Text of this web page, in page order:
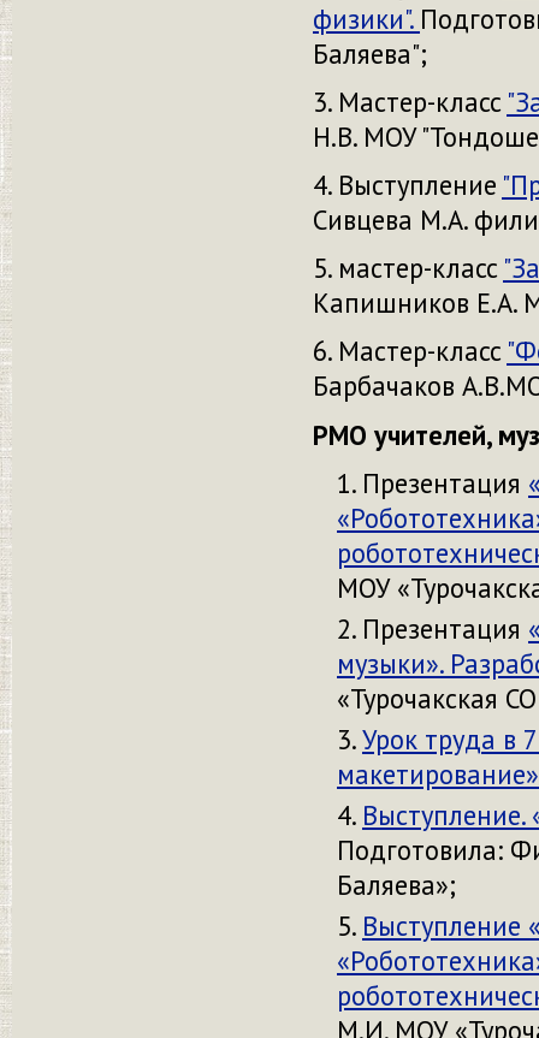
физики".
Баляева";
3. Мастер-класс
Н.В. МОУ
4. Выступление
Сивцева М.А.
5. мастер-класс
Капишников Е.А.
6. Мастер-класс
Барбачаков А.В.
РМО учителей,
Презентация
МОУ
Презентация
музыки».
«Турочакская
Урок труда в
Выступление.
Подготовила:
Баляева»;
Выступление
М.И. МОУ